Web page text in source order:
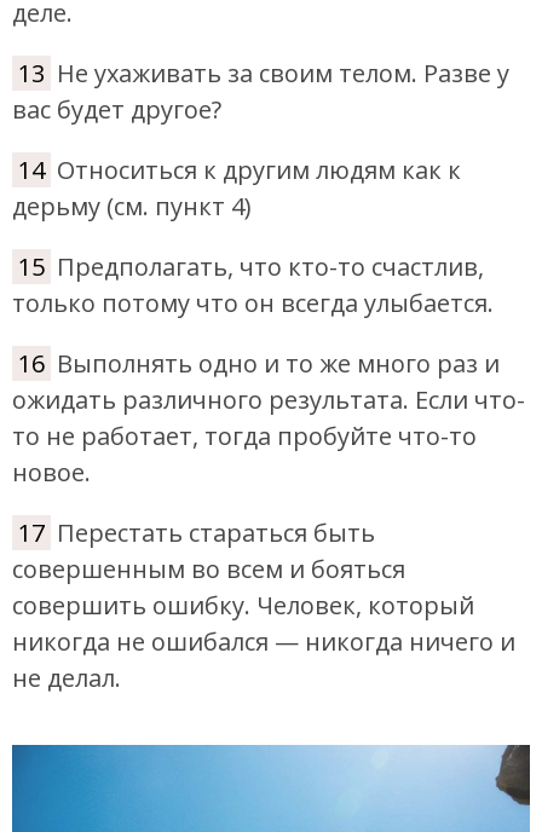
деле.
13 Не ухаживать за своим телом. Разве у
вас будет другое?
14 Относиться к другим людям как к
дерьму (см. пункт 4)
15 Предполагать, что кто-то счастлив,
только потому что он всегда улыбается.
16 Выполнять одно и то же много раз и
ожидать различного результата. Если что-
то не работает, тогда пробуйте что-то
новое.
17 Перестать стараться быть
совершенным во всем и бояться
совершить ошибку. Человек, который
никогда не ошибался — никогда ничего и
не делал.